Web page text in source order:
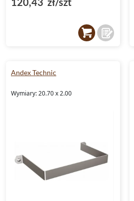
Andex Technic
Wymiary: 20.70 x 2.00